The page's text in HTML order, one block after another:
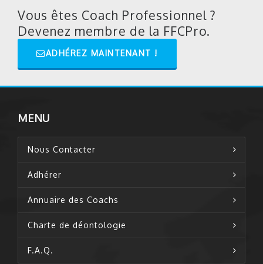
Vous êtes Coach Professionnel ?
Devenez membre de la FFCPro.
ADHÉREZ MAINTENANT !
MENU
Nous Contacter
Adhérer
Annuaire des Coachs
Charte de déontologie
F.A.Q.